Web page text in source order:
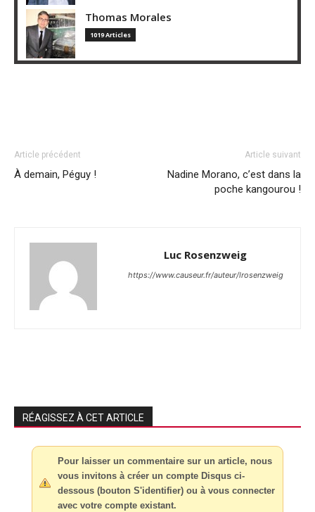
Thomas Morales
1019 Articles
Article précédent
À demain, Péguy !
Article suivant
Nadine Morano, c’est dans la
poche kangourou !
Luc Rosenzweig
https://www.causeur.fr/auteur/lrosenzweig
RÉAGISSEZ À CET ARTICLE
Pour laisser un commentaire sur un article, nous
vous invitons à créer un compte Disqus ci-
dessous (bouton S'identifier) ou à vous connecter
avec votre compte existant.